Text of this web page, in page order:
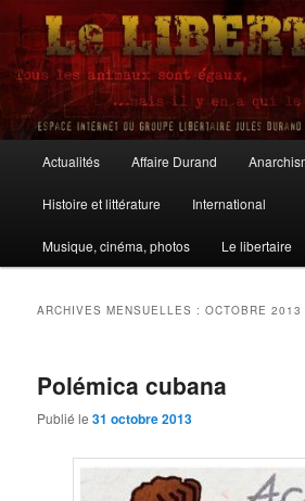
Aller
contenu
principal
Aller
contenu
secondaire
Le Libertaire
principal
Actualités Affaire Durand
Histoire et littérature International
Musique, cinéma, photos Le libertaire
ARCHIVES MENSUELLES :OCTOBRE 2013
Polémica cubana
Publié le31 octobre 2013